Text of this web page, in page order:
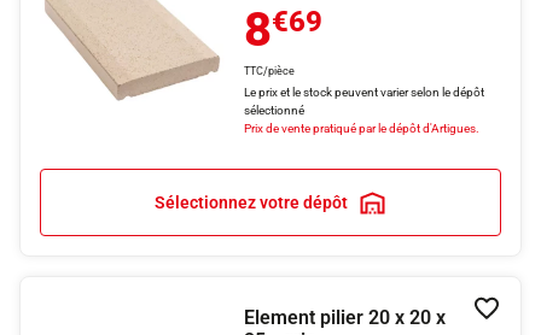
8€69
TTC/pièce
Le prix et le stock peuvent varier selon le dépôt
sélectionné
Prix de vente pratiqué par le dépôt d'Artigues.
Sélectionnez votre dépôt
Element pilier 20 x 20 x